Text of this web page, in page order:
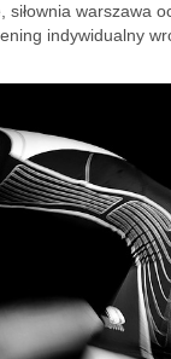
siłownia warszawa
indywidualny